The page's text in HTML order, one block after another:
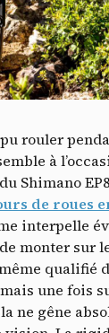
rouler
à
Shimano
de roues
interpelle
monter sur
qualifié
une fois
ne gêne